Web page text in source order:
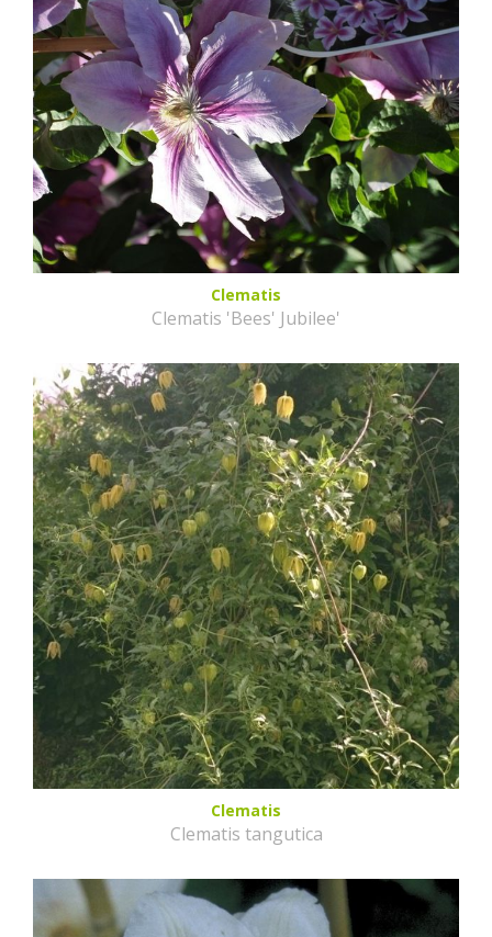
Clematis
Clematis 'Bees' Jubilee'
Clematis
Clematis tangutica